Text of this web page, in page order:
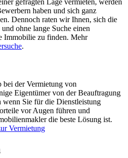
haben und sich ganz
Dennoch raten wir Ihnen, sich die
ohne lange Suche einen
Immobilie zu finden. Mehr
.
bei der Vermietung von
Eigentümer von der Beauftragung
wenn Sie für die Dienstleistung
vor Augen führen und
die beste Lösung ist.
Vermietung